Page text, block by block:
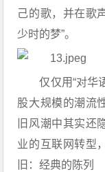
己的歌，并在歌
少时的梦”。
仅仅用“对华
股大规模的潮流
旧风潮中其实还
业的互联网转型
旧：经典的陈列